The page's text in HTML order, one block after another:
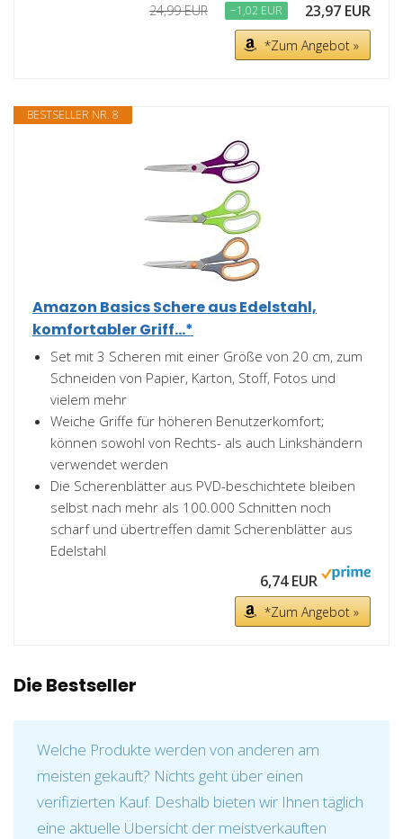
24,99 EUR −1,02 EUR 23,97 EUR
*Zum Angebot »
BESTSELLER NR. 8
Amazon Basics Schere aus Edelstahl,
komfortabler Griff...*
Set mit 3 Scheren mit einer Größe von 20 cm, zum
Schneiden von Papier, Karton, Stoff, Fotos und
vielem mehr
Weiche Griffe für höheren Benutzerkomfort;
können sowohl von Rechts- als auch Linkshändern
verwendet werden
Die Scherenblätter aus PVD-beschichtete bleiben
selbst nach mehr als 100.000 Schnitten noch
scharf und übertreffen damit Scherenblätter aus
Edelstahl
6,74 EUR
*Zum Angebot »
Die Bestseller
Welche Produkte werden von anderen am
meisten gekauft? Nichts geht über einen
verifizierten Kauf. Deshalb bieten wir Ihnen täglich
eine aktuelle Übersicht der meistverkauften